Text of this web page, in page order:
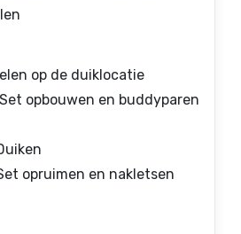
op de duiklocatie
opbouwen en buddyparen
opruimen en nakletsen